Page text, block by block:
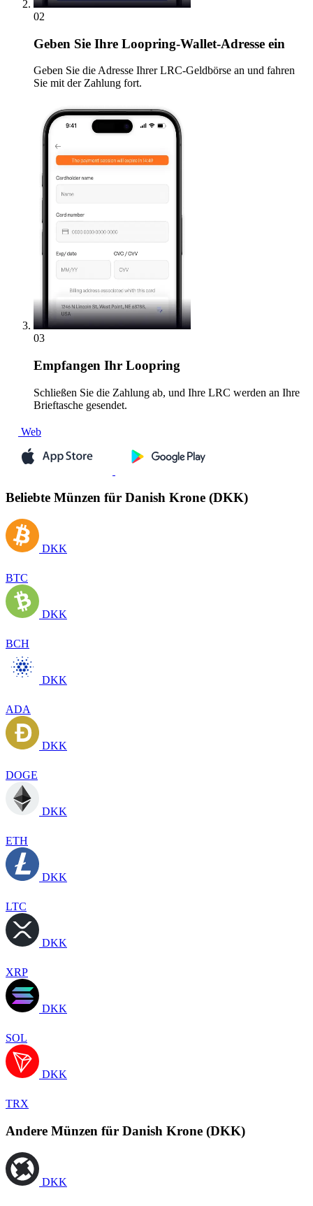
02
Geben Sie Ihre Loopring-Wallet-Adresse ein
Geben Sie die Adresse Ihrer LRC-Geldbörse an und fahren
Sie mit der Zahlung fort.
03
Empfangen Ihr Loopring
Schließen Sie die Zahlung ab, und Ihre LRC werden an Ihre
Brieftasche gesendet.
Web
Beliebte Münzen für Danish Krone (DKK)
DKK
BTC
DKK
BCH
DKK
ADA
DKK
DOGE
DKK
ETH
DKK
LTC
DKK
XRP
DKK
SOL
DKK
TRX
Andere Münzen für Danish Krone (DKK)
DKK